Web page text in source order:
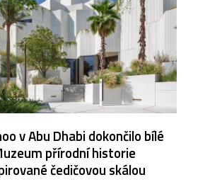
v Abu Dhabi dokončilo bílé
přírodní historie
čedičovou skálou